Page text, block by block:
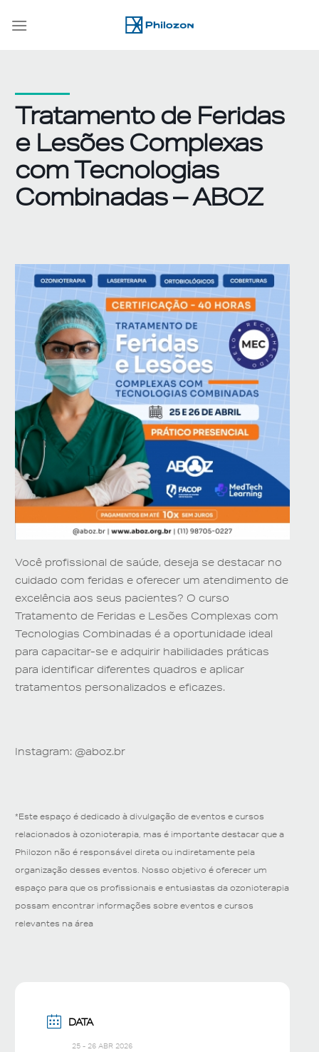
Tratamento de Feridas
e Lesões Complexas
com Tecnologias
Combinadas – ABOZ
Você profissional de saúde, deseja se destacar no
cuidado com feridas e oferecer um atendimento de
excelência aos seus pacientes? O curso
Tratamento de Feridas e Lesões Complexas com
Tecnologias Combinadas é a oportunidade ideal
para capacitar-se e adquirir habilidades práticas
para identificar diferentes quadros e aplicar
tratamentos personalizados e eficazes.
Instagram: @aboz.br
*Este espaço é dedicado à divulgação de eventos e cursos
relacionados à ozonioterapia, mas é importante destacar que a
Philozon não é responsável direta ou indiretamente pela
organização desses eventos. Nosso objetivo é oferecer um
espaço para que os profissionais e entusiastas da ozonioterapia
possam encontrar informações sobre eventos e cursos
relevantes na área
DATA
25 - 26 ABR 2026